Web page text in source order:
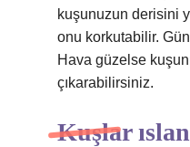
kuşunuzun derisini
onu korkutabilir.
Hava güzelse
çıkarabilirsiniz.
Kuşlar